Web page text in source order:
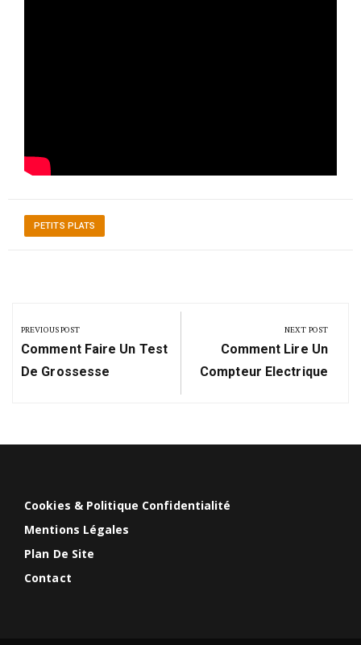
PETITS PLATS
de
l’article
PREVIOUS POST
Previous
Post:
Comment Faire Un Test
De Grossesse
NEXT POST
Next
Post:
Comment Lire Un
Compteur Electrique
Cookies & Politique Confidentialité
Mentions Légales
Plan De Site
Contact